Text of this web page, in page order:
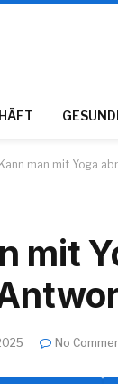
Kann man mit Yoga
mit
No